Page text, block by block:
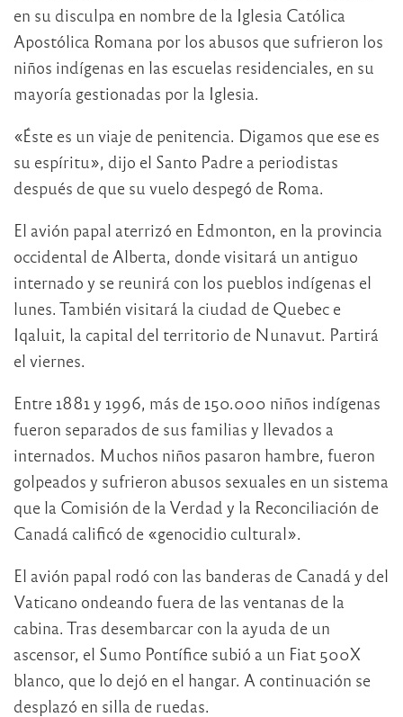
en su disculpa en nombre de la Iglesia Católica
Apostólica Romana por los abusos que sufrieron los
niños indígenas en las escuelas residenciales, en su
mayoría gestionadas por la Iglesia.
«Éste es un viaje de penitencia. Digamos que ese es
su espíritu», dijo el Santo Padre a periodistas
después de que su vuelo despegó de Roma.
El avión papal aterrizó en Edmonton, en la provincia
occidental de Alberta, donde visitará un antiguo
internado y se reunirá con los pueblos indígenas el
lunes. También visitará la ciudad de Quebec e
Iqaluit, la capital del territorio de Nunavut. Partirá
el viernes.
Entre 1881 y 1996, más de 150.000 niños indígenas
fueron separados de sus familias y llevados a
internados. Muchos niños pasaron hambre, fueron
golpeados y sufrieron abusos sexuales en un sistema
que la Comisión de la Verdad y la Reconciliación de
Canadá calificó de «genocidio cultural».
El avión papal rodó con las banderas de Canadá y del
Vaticano ondeando fuera de las ventanas de la
cabina. Tras desembarcar con la ayuda de un
ascensor, el Sumo Pontífice subió a un Fiat 500X
blanco, que lo dejó en el hangar. A continuación se
desplazó en silla de ruedas.